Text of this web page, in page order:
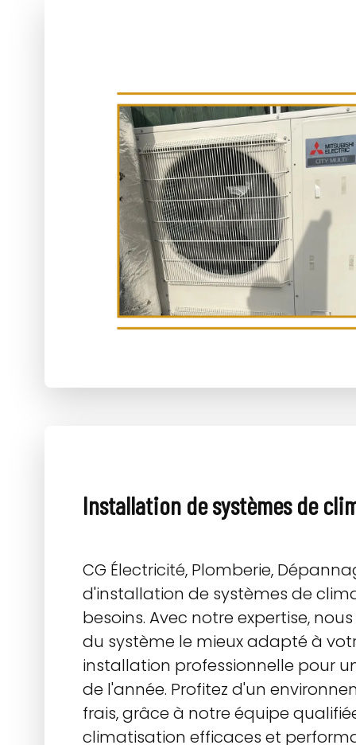
Installation de systèmes de
CG Électricité, Plomberie,
d'installation de systèmes de
besoins. Avec notre expertise,
du système le mieux adapté à
installation professionnelle pour
de l'année. Profitez d'un
frais, grâce à notre équipe
climatisation efficaces et